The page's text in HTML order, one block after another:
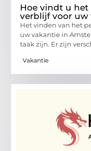
Hoe vindt u
verblijf voor uw
Het vinden van het
uw vakantie in
taak zijn. Er zijn
Vakantie